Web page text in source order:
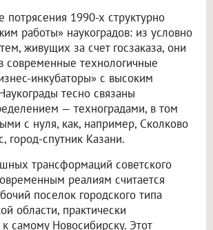
потрясения 1990-х структурно
работы» наукоградов: из условно
живущих за счет госзаказа, они
современные технологичные
инкубаторы» с высоким
тесно связаны
— техноградами, в том
с нуля, как, например, Сколково
город-спутник Казани.
трансформаций советского
реалиям считается
поселок городского типа
области, практически
самому Новосибирску. Этот